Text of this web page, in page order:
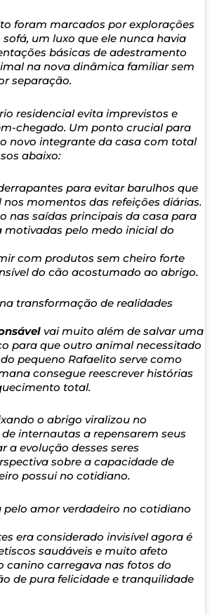
foram marcados por explorações
um luxo que ele nunca havia
básicas de adestramento
na nova dinâmica familiar sem
separação.
residencial evita imprevistos e
chegado. Um ponto crucial para
novo integrante da casa com total
abaixo:
para evitar barulhos que
momentos das refeições diárias.
nas saídas principais da casa para
motivadas pelo medo inicial do
com produtos sem cheiro forte
do cão acostumado ao abrigo.
transformação de realidades
vai muito além de salvar uma
para que outro animal necessitado
pequeno Rafaelito serve como
consegue reescrever histórias
total.
o abrigo viralizou no
internautas a repensarem seus
a evolução desses seres
sobre a capacidade de
possui no cotidiano.
amor verdadeiro no cotidiano
era considerado invisível agora é
saudáveis e muito afeto
canino carregava nas fotos do
de pura felicidade e tranquilidade